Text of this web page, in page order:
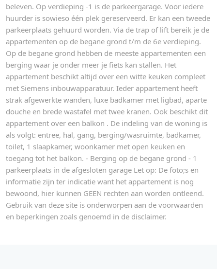
beleven. Op verdieping -1 is de parkeergarage. Voor iedere
huurder is sowieso één plek gereserveerd. Er kan een tweede
parkeerplaats gehuurd worden. Via de trap of lift bereik je de
appartementen op de begane grond t/m de 6e verdieping.
Op de begane grond hebben de meeste appartementen een
berging waar je onder meer je fiets kan stallen. Het
appartement beschikt altijd over een witte keuken compleet
met Siemens inbouwapparatuur. Ieder appartement heeft
strak afgewerkte wanden, luxe badkamer met ligbad, aparte
douche en brede wastafel met twee kranen. Ook beschikt dit
appartement over een balkon . De indeling van de woning is
als volgt: entree, hal, gang, berging/wasruimte, badkamer,
toilet, 1 slaapkamer, woonkamer met open keuken en
toegang tot het balkon. - Berging op de begane grond - 1
parkeerplaats in de afgesloten garage Let op: De foto;s en
informatie zijn ter indicatie want het appartement is nog
bewoond, hier kunnen GEEN rechten aan worden ontleend.
Gebruik van deze site is onderworpen aan de voorwaarden
en beperkingen zoals genoemd in de disclaimer.